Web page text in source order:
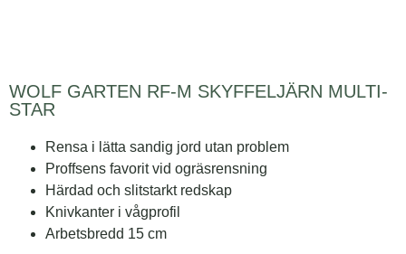
WOLF GARTEN RF-M SKYFFELJÄRN MULTI-
STAR
Rensa i lätta sandig jord utan problem
Proffsens favorit vid ogräsrensning
Härdad och slitstarkt redskap
Knivkanter i vågprofil
Arbetsbredd 15 cm